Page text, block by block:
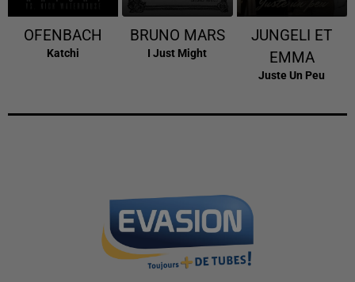
OFENBACH
Katchi
BRUNO MARS
I Just Might
JUNGELI ET
EMMA
Juste Un Peu